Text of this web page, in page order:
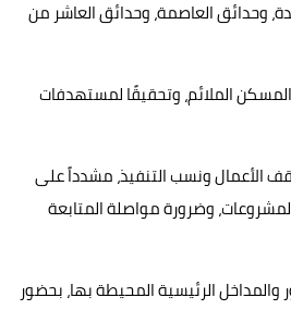
وحدائق العاصمة، وحدائق العاشر من
الملائم، وتحقيقًا لمستهدفات
الأعمال ونسب التنفيذ، مشدداً على
وضرورة مواصلة المتابعة
الرئيسية المحيطة بها، بحضور